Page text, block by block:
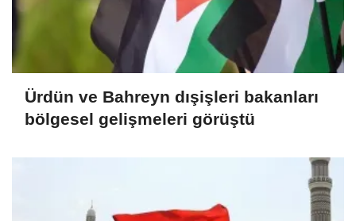
Ürdün ve Bahreyn dışişleri bakanları
bölgesel gelişmeleri görüştü